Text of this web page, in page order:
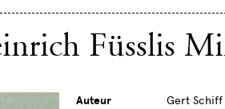
Füsslis
Auteur
Gert Schiff